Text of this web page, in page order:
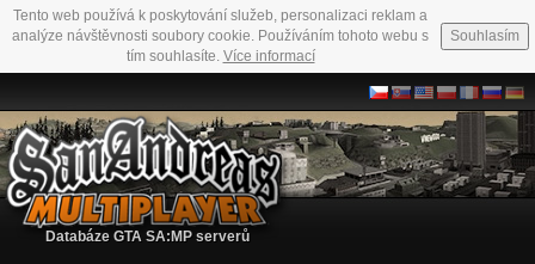
Tento web používá k poskytování služeb, personalizaci reklam a
analýze návštěvnosti soubory cookie. Používáním tohoto webu s
tím souhlasíte. Více informací
Souhlasím
Databáze GTA SA:MP serverů